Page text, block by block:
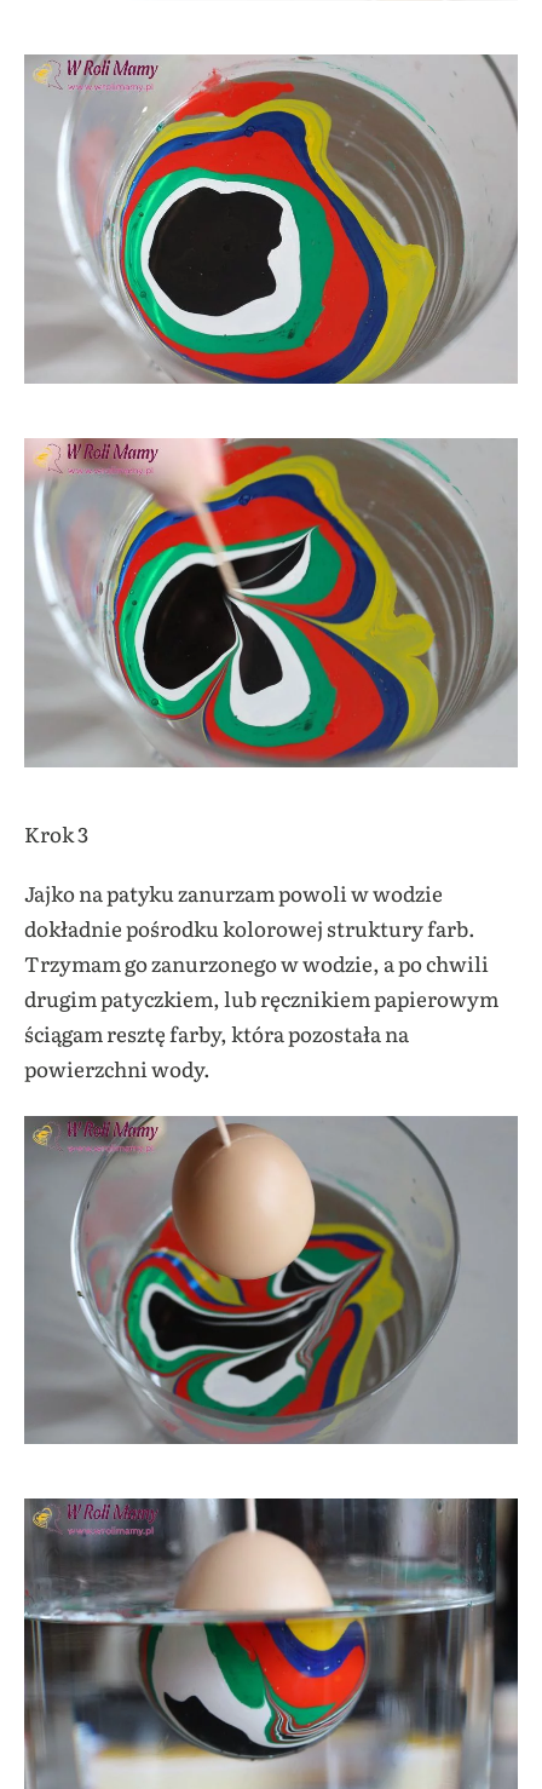
Krok 3
Jajko na patyku zanurzam powoli w wodzie
dokładnie pośrodku kolorowej struktury farb.
Trzymam go zanurzonego w wodzie, a po chwili
drugim patyczkiem, lub ręcznikiem papierowym
ściągam resztę farby, która pozostała na
powierzchni wody.